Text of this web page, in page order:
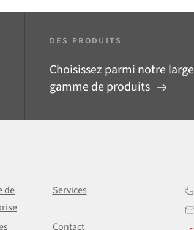
DES PRODUITS
Choisissez parmi notre large
gamme de produits
de
Services
Contact